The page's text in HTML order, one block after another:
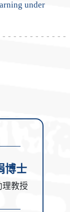
under
博士
理教授